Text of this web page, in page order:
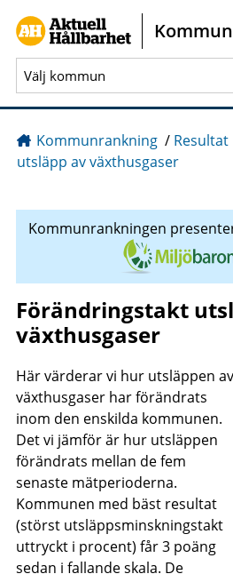
Gå direkt till sidans innehåll
Kommunrankning / Resultat
utsläpp av växthusgaser
Kommunrankningen
Förändringstakt
växthusgaser
Här värderar vi hur utsläppen av
växthusgaser har förändrats
inom den enskilda kommunen.
Det vi jämför är hur utsläppen
förändrats mellan de fem
senaste mätperioderna.
Kommunen med bäst resultat
(störst utsläppsminskningstakt
uttryckt i procent) får 3 poäng
sedan i fallande skala. De